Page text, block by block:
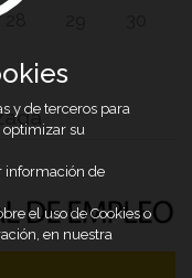
28
y de terceros para
optimizar su
información de
el uso de Cookies o
en nuestra